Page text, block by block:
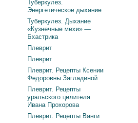
Туберкулез.
Энергетическое дыхание
Туберкулез. Дыхание
«Кузнечные мехи» —
Бхастрика
Плеврит
Плеврит.
Плеврит. Рецепты Ксении
Федоровны Загладиной
Плеврит. Рецепты
уральского целителя
Ивана Прохорова
Плеврит. Рецепты Ванги